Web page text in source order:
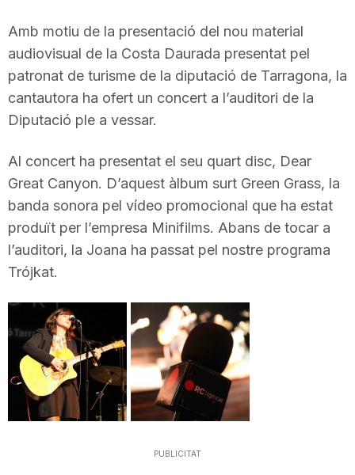
a
g
n
a
Amb motiu de la presentació del nou material
audiovisual de la Costa Daurada presentat pel
patronat de turisme de la diputació de Tarragona, la
cantautora ha ofert un concert a l’auditori de la
Diputació ple a vessar.
Al concert ha presentat el seu quart disc, Dear
Great Canyon. D’aquest àlbum surt Green Grass, la
banda sonora pel vídeo promocional que ha estat
produït per l’empresa Minifilms. Abans de tocar a
l’auditori, la Joana ha passat pel nostre programa
Trójkat.
PUBLICITAT